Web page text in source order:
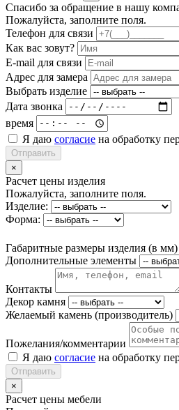
Спасибо за обращение в нашу
Пожалуйста, заполните поля.
Телефон для связи
Как вас зовут?
E-mail для связи
Адрес для замера
Выбрать изделие
Дата звонка
время
Я даю согласие на обработку
Отправить
×
Расчет цены изделия
Пожалуйста, заполните поля.
Изделие:
Форма:
Габаритные размеры изделия (в мм)
Дополнительные элементы
Контакты
Декор камня
Желаемый камень (производитель)
Пожелания/комментарии
Я даю согласие на обработку
Отправить
×
Расчет цены мебели